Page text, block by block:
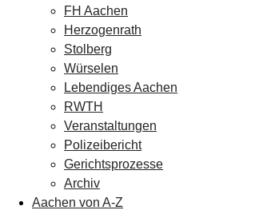
FH Aachen
Herzogenrath
Stolberg
Würselen
Lebendiges Aachen
RWTH
Veranstaltungen
Polizeibericht
Gerichtsprozesse
Archiv
Aachen von A-Z